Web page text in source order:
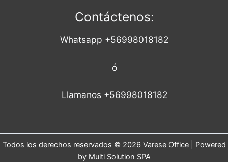
Contáctenos:
Whatsapp +56998018182
ó
Llamanos +56998018182
Todos los derechos reservados © 2026 Varese Office | Powered
by Multi Solution SPA